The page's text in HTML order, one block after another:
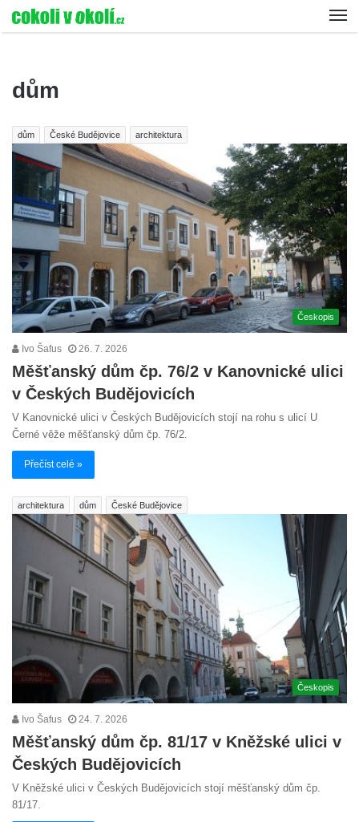
dům
dům České Budějovice architektura
Českopis
Ivo Šafus 26. 7. 2026
Měšťanský dům čp. 76/2 v Kanovnické ulici
v Českých Budějovicích
V Kanovnické ulici v Českých Budějovicích stojí na rohu s ulicí U
Černé věže měšťanský dům čp. 76/2.
Přečíst celé »
architektura dům České Budějovice
Českopis
Ivo Šafus 24. 7. 2026
Měšťanský dům čp. 81/17 v Kněžské ulici v
Českých Budějovicích
V Kněžské ulici v Českých Budějovicích stojí měšťanský dům čp.
81/17.